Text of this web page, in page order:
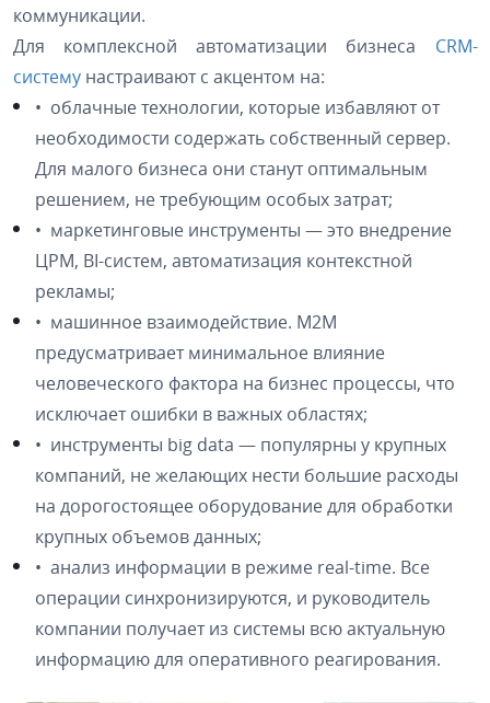
коммуникации.
Для комплексной автоматизации бизнеса CRM-
системунастраивают с акцентом на:
• облачные технологии, которые избавляют от
необходимости содержать собственный сервер.
Для малого бизнеса они станут оптимальным
решением, не требующим особых затрат;
• маркетинговые инструменты — это внедрение
ЦРМ, BI-систем, автоматизация контекстной
рекламы;
• машинное взаимодействие. M2M
предусматривает минимальное влияние
человеческого фактора на бизнес процессы, что
исключает ошибки в важных областях;
• инструменты big data — популярны у крупных
компаний, не желающих нести большие расходы
на дорогостоящее оборудование для обработки
крупных объемов данных;
• анализ информации в режиме real-time. Все
операции синхронизируются, и руководитель
компании получает из системы всю актуальную
информацию для оперативного реагирования.